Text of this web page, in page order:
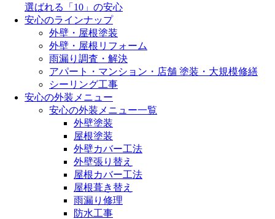
選ばれる「10」の安心
安心のラインナップ
外壁・屋根塗装
外壁・屋根リフォーム
雨漏り調査・解決
アパート・マンション・店舗 塗装・大規模修繕
シーリング工事
安心の外装メニュー
安心の外装メニュー一覧
外壁塗装
屋根塗装
外壁カバー工法
外壁張り替え
屋根カバー工法
屋根葺き替え
雨漏り修理
防水工事